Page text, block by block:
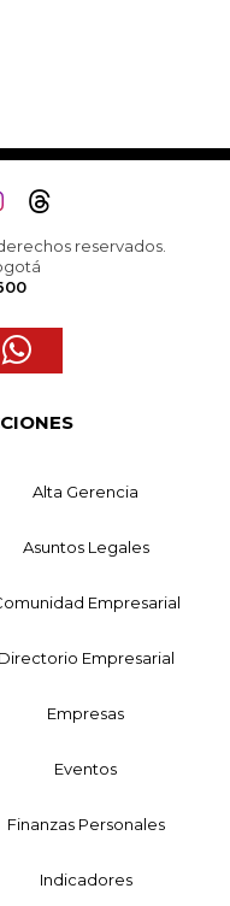
reservados.
Alta Gerencia
Asuntos Legales
Empresarial
Directorio Empresarial
Empresas
Eventos
Finanzas Personales
Indicadores